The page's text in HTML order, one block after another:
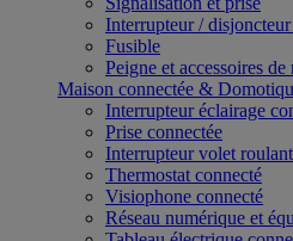
Interrupteur /
Fusible
Peigne et accessoires
Maison connectée &
Interrupteur éclairage
Prise connectée
Interrupteur volet
Thermostat connecté
Visiophone connecté
Réseau numérique et